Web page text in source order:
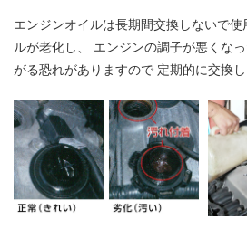
エンジンオイルは長期間交換しないで
ルが老化し、 エンジンの調子が悪くな
がる恐れがありますので 定期的に交換し